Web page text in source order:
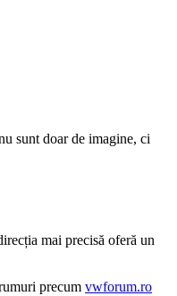
sunt doar de imagine, ci
mai precisă oferă un
precum vwforum.ro